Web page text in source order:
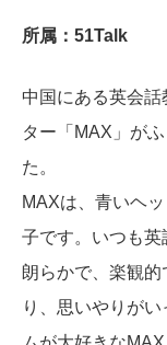
所属：51Talk
中国にある英会話
ター「MAX」が
た。
MAXは、青いヘ
子です。いつも英
朗らかで、楽観
り、思いやりが